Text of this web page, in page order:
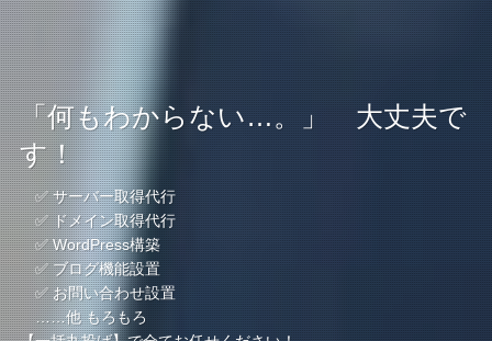
「何もわからない…。」 大丈夫で
す！
✅ サーバー取得代行
✅ ドメイン取得代行
✅ WordPress構築
✅ ブログ機能設置
✅ お問い合わせ設置
……他 もろもろ